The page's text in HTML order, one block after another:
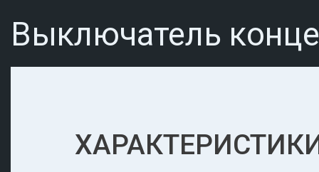
Выключатель